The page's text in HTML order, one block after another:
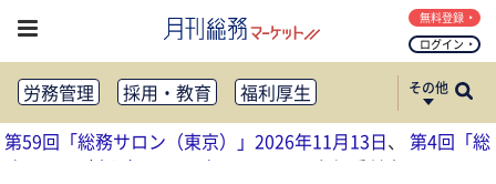
ログイン
無料登録
労務管理 採用・教育
福利厚生
健康経営
働き方改革
法務・コンプライアンス
その他
第59回「総務サロン（東京）」2026年11月13日、 第4回「総
務サロン（大阪）」2026年11月17日
参加受付中